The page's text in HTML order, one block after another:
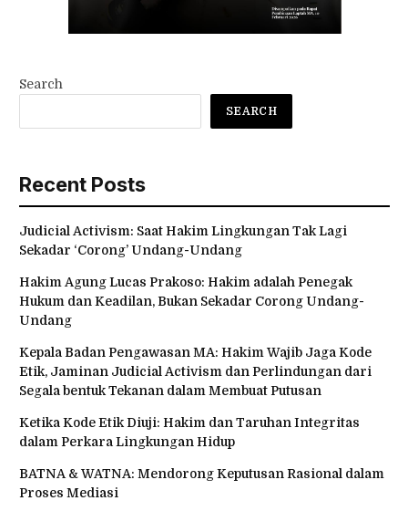
Search
SEARCH
Recent Posts
Judicial Activism: Saat Hakim Lingkungan Tak Lagi
Sekadar ‘Corong’ Undang-Undang
Hukum dan Keadilan, Bukan Sekadar Corong Undang-
Undang
Kepala Badan Pengawasan MA: Hakim Wajib Jaga Kode
Etik, Jaminan Judicial Activism dan Perlindungan dari